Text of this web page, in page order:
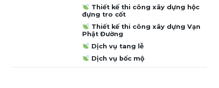
Thiết kế thi công xây dựng hộc
đựng tro cốt
Thiết kế thi công xây dựng Vạn
Phật Đường
Dịch vụ tang lễ
Dịch vụ bốc mộ